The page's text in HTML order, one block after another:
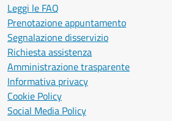
Leggi le FAQ
Prenotazione appuntamento
Segnalazione disservizio
Richiesta assistenza
Amministrazione trasparente
Informativa privacy
Cookie Policy
Social Media Policy